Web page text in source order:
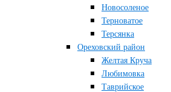
Новосоленое
Терноватое
Терсянка
Ореховский район
Желтая Круча
Любимовка
Таврийское